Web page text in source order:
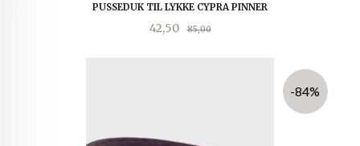
PUSSEDUK TIL LYKKE CYPRA PINNER
Tilbud
42,50 85,00Rabatt
-84%